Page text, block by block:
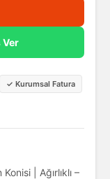
Ver
✓ Kurumsal Fatura
| Ağırlıklı –